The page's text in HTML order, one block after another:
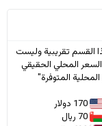
القسم تقريبية وليست
السعر المحلي الحقيقي
المتوفرة"
170 دولار
70 ريال